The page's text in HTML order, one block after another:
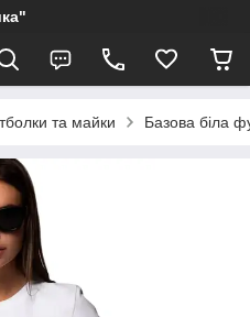
та майки Базова біла